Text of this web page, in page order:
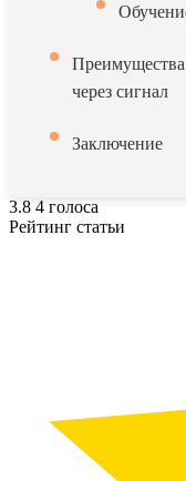
Преимущества
через сигнал
Заключение
3.8 4 голоса
Рейтинг статьи